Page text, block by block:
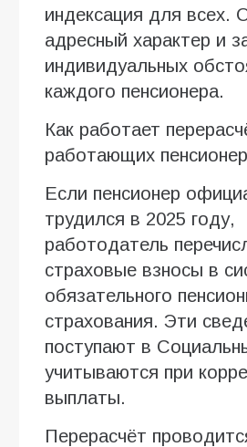
индексация для всех.
адресный характер и
индивидуальных
каждого пенсионера.
Как работает
работающих
Если пенсионер
трудился в 2025 году,
работодатель
страховые взносы в
обязательного
страхования. Эти
поступают в
учитываются при
выплаты.
Перерасчёт